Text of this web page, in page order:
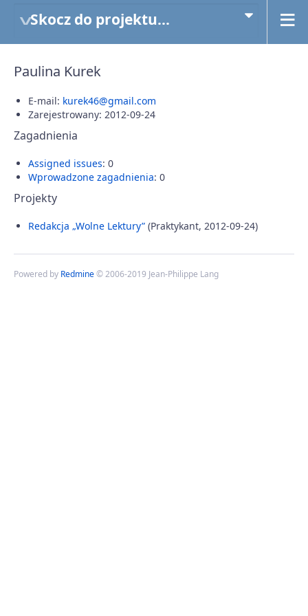
Skocz do projektu...
Paulina Kurek
E-mail: kurek46@gmail.com
Zarejestrowany: 2012-09-24
Zagadnienia
Assigned issues: 0
Wprowadzone zagadnienia: 0
Projekty
Redakcja „Wolne Lektury” (Praktykant, 2012-09-24)
Powered by Redmine© 2006-2019 Jean-Philippe Lang